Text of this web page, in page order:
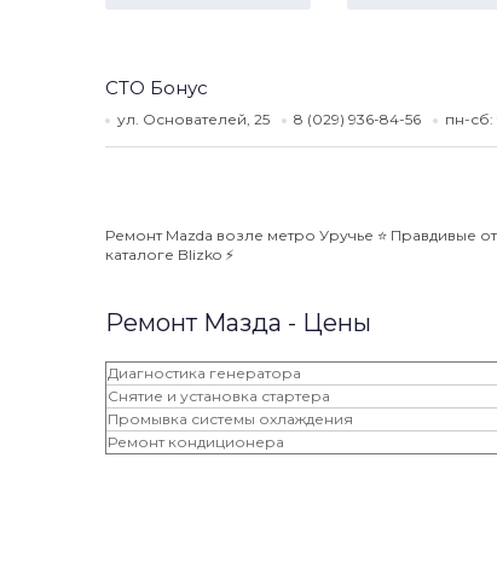
СТО Бонус
ул. Основателей, 25 8 (029) 936-84-56 пн-сб:
Ремонт Mazda возле метро Уручье ⭐️ Правдивые
каталоге Blizko ⚡️
Ремонт Мазда - Цены
Диагностика генератора
Снятие и установка стартера
Промывка системы охлаждения
Ремонт кондиционера